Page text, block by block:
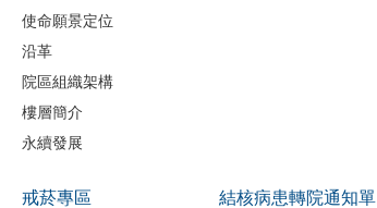
使命願景定位
沿革
院區組織架構
樓層簡介
永續發展
戒菸專區 結核病患轉院通知單